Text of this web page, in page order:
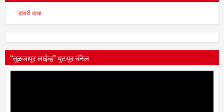
सुसंवाद मोबाईल डायरी वाचा
डायरी वाचा
“तुळजापूर लाईव्ह” युटयूब चॅनेल